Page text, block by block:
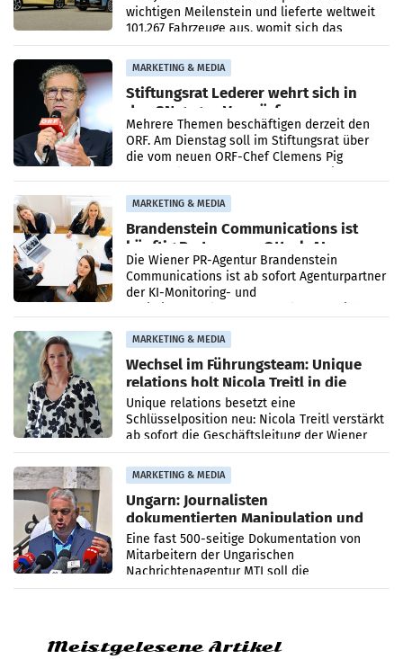
wichtigen Meilenstein und lieferte weltweit
101.267 Fahrzeuge aus, womit sich das
Ergebnis gegenüber Juli 2025 mehr als
verdoppelte (+102
MARKETING & MEDIA
Stiftungsrat Lederer wehrt sich in
den SN gegen Vorwürfe
Mehrere Themen beschäftigen derzeit den
ORF. Am Dienstag soll im Stiftungsrat über
die vom neuen ORF-Chef Clemens Pig
MARKETING & MEDIA
Brandenstein Communications ist
künftig Partner von OtterlyAI
Die Wiener PR-Agentur Brandenstein
Communications ist ab sofort Agenturpartner
der KI-Monitoring- und
MARKETING & MEDIA
Wechsel im Führungsteam: Unique
relations holt Nicola Treitl in die
Geschäftsleitung
Unique relations besetzt eine
Schlüsselposition neu: Nicola Treitl verstärkt
ab sofort die Geschäftsleitung der Wiener
PR-Agentur an der Seite von Josef Kalina und
Anna Kalina-Mahr.
MARKETING & MEDIA
Ungarn: Journalisten
dokumentierten Manipulation und
Zensur
Eine fast 500-seitige Dokumentation von
Mitarbeitern der Ungarischen
Nachrichtenagentur MTI soll die
systematische Nachrichten-Manipulation und
Meistgelesene Artikel